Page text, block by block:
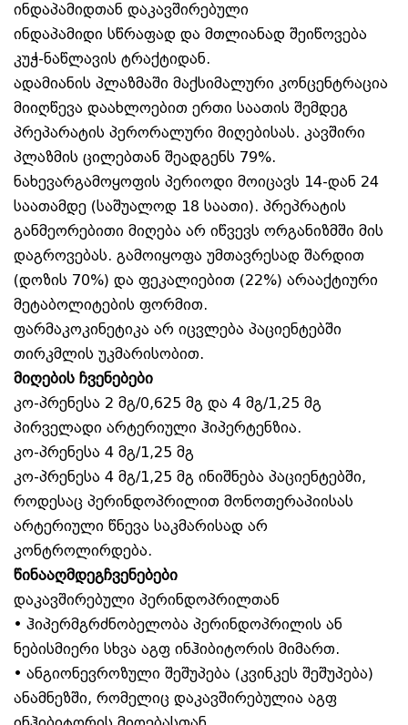
ინდაპამიდთან დაკავშირებული
ინდაპამიდი სწრაფად და მთლიანად შეიწოვება
კუჭ-ნაწლავის ტრაქტიდან.
ადამიანის პლაზმაში მაქსიმალური კონცენტრაცია
მიიღწევა დაახლოებით ერთი საათის შემდეგ
პრეპარატის პერორალური მიღებისას. კავშირი
პლაზმის ცილებთან შეადგენს 79%.
ნახევარგამოყოფის პერიოდი მოიცავს 14-დან 24
საათამდე (საშუალოდ 18 საათი). პრეპრატის
განმეორებითი მიღება არ იწვევს ორგანიზმში მის
დაგროვებას. გამოიყოფა უმთავრესად შარდით
(დოზის 70%) და ფეკალიებით (22%) არააქტიური
მეტაბოლიტების ფორმით.
ფარმაკოკინეტიკა არ იცვლება პაციენტებში
თირკმლის უკმარისობით.
მიღების ჩვენებები
კო-პრენესა 2 მგ/0,625 მგ და 4 მგ/1,25 მგ
პირველადი არტერიული ჰიპერტენზია.
კო-პრენესა 4 მგ/1,25 მგ
კო-პრენესა 4 მგ/1,25 მგ ინიშნება პაციენტებში,
როდესაც პერინდოპრილით მონოთერაპიისას
არტერიული წნევა საკმარისად არ
კონტროლირდება.
წინააღმდეგჩვენებები
დაკავშირებული პერინდოპრილთან
• ჰიპერმგრძნობელობა პერინდოპრილის ან
ნებისმიერი სხვა აგფ ინჰიბიტორის მიმართ.
• ანგიონევროზული შეშუპება (კვინკეს შეშუპება)
ანამნეზში, რომელიც დაკავშირებულია აგფ